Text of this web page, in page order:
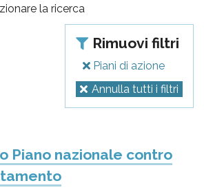
la ricerca
Rimuovi filtri
Piani di azione
Annulla tutti i filtri
Piano nazionale contro